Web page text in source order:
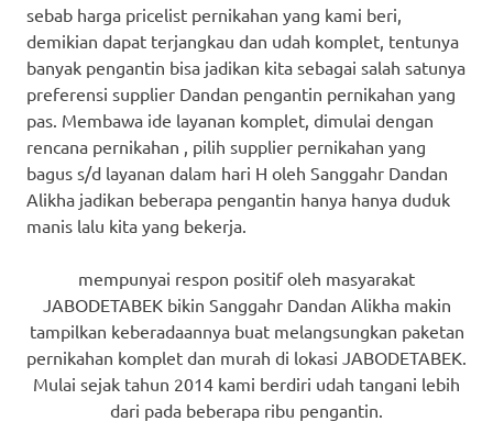
sebab harga pricelist pernikahan yang kami beri,
demikian dapat terjangkau dan udah komplet, tentunya
banyak pengantin bisa jadikan kita sebagai salah satunya
preferensi supplier Dandan pengantin pernikahan yang
pas. Membawa ide layanan komplet, dimulai dengan
rencana pernikahan , pilih supplier pernikahan yang
bagus s/d layanan dalam hari H oleh Sanggahr Dandan
Alikha jadikan beberapa pengantin hanya hanya duduk
manis lalu kita yang bekerja.
mempunyai respon positif oleh masyarakat
JABODETABEK bikin Sanggahr Dandan Alikha makin
tampilkan keberadaannya buat melangsungkan paketan
pernikahan komplet dan murah di lokasi JABODETABEK.
Mulai sejak tahun 2014 kami berdiri udah tangani lebih
dari pada beberapa ribu pengantin.